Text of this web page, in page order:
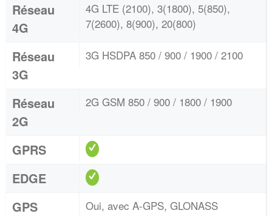
Réseau
4G
4G LTE (2100), 3(1800), 5(850),
7(2600), 8(900), 20(800)
Réseau
3G
3G HSDPA 850 / 900 / 1900 / 2100
Réseau
2G
2G GSM 850 / 900 / 1800 / 1900
GPRS
EDGE
GPS
Oui, avec A-GPS, GLONASS